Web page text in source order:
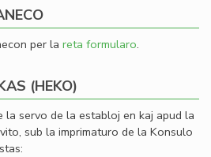
per la reta formularo.
(HEKO)
servo de la establoj en kaj apud la
sub la imprimaturo de la Konsulo